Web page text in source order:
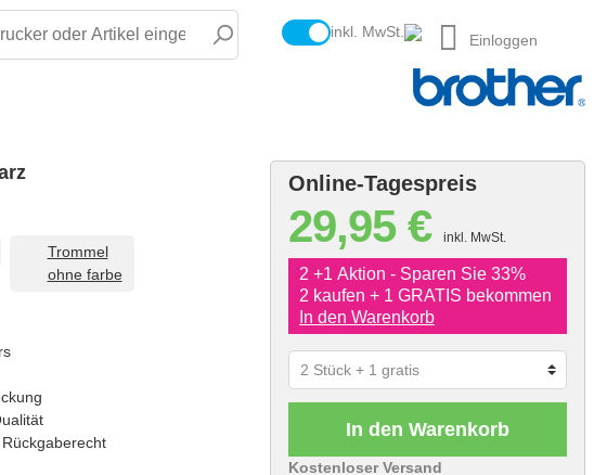
inkl. MwSt. Einloggen
Trommel
ohne farbe
Online-Tagespreis
29,95 € inkl. MwSt.
2 +1 Aktion - Sparen Sie 33%
2 kaufen + 1 GRATIS bekommen
In den Warenkorb
In den Warenkorb
Kostenloser Versand